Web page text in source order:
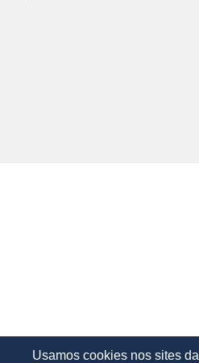
Usamos cookies nos sites da